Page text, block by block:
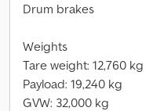
Drum brakes
Weights
Tare weight: 12,760 kg
Payload: 19,240 kg
GVW: 32,000 kg